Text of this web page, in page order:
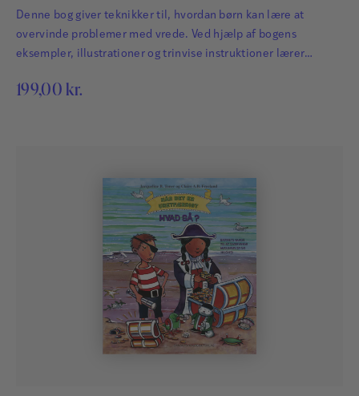
Denne bog giver teknikker til, hvordan børn kan lære at
overvinde problemer med vrede. Ved hjælp af bogens
eksempler, illustrationer og trinvise instruktioner lærer
få kontrol over vreden og blive roligere og blive hørt.
199,00 kr.